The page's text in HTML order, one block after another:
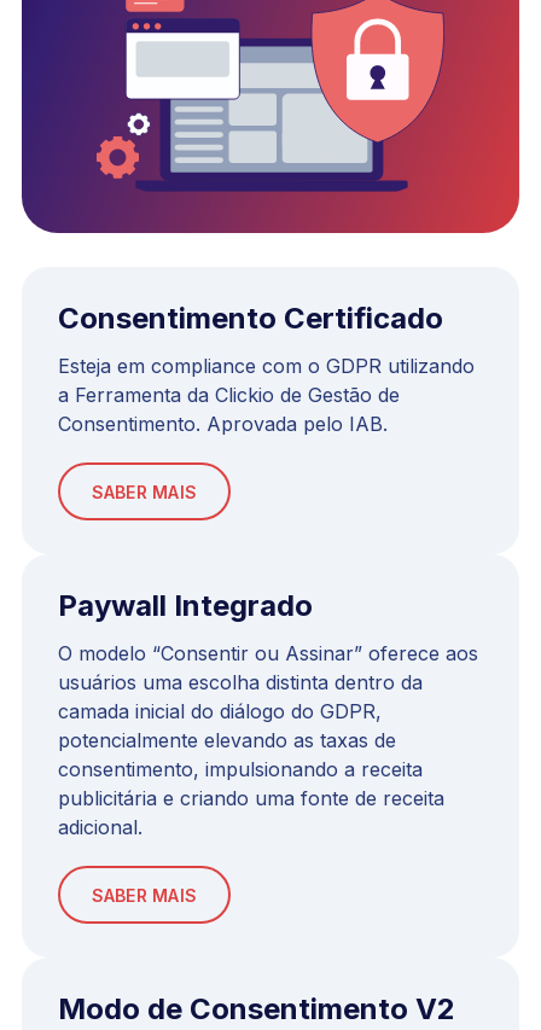
Consentimento Certificado
Esteja em compliance com o GDPR utilizando
a Ferramenta da Clickio de Gestão de
Consentimento. Aprovada pelo IAB.
SABER MAIS
Paywall Integrado
O modelo “Consentir ou Assinar” oferece aos
usuários uma escolha distinta dentro da
camada inicial do diálogo do GDPR,
potencialmente elevando as taxas de
consentimento, impulsionando a receita
publicitária e criando uma fonte de receita
adicional.
SABER MAIS
Modo de Consentimento V2